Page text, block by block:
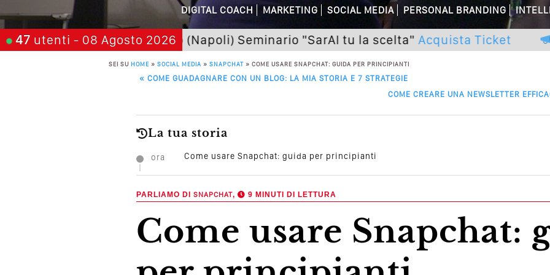
Cos’è La Search Generative Experience (SGE)? Il Declino
Come Cambieranno I Social Media? Siamo Nell’era
Quale Sarà Il Futuro Della Tua Azienda? Lo Decidi Adesso Con I
Perché Pubblicare Non Basta Più? Contenuti Di Valore
Quali Sono Gli Errori Della Comunicazione Politica? Il Caso
Come Promuoversi Nel Wedding? Il Mio Intervento Per
DIGITAL COACH MARKETING SOCIAL MEDIA PERSONAL BRANDING
47 utenti - 08 Agosto 2026
Giorgio a Cremano (Napoli) Seminario "SarAI tu la scelta" Acquista Ticket
SEI SU HOME » SOCIAL MEDIA » SNAPCHAT » COME USARE SNAPCHAT: GUIDA PER PRINCIPIANTI
POST NAVIGATION
« COME GUADAGNARE CON UN BLOG: LA MIA STORIA E 7 STRATEGIE
COME CREARE UNA NEWSLETTER
La tua storia
ora Come usare Snapchat: guida per principianti
PARLIAMO DI SNAPCHAT, 9 MINUTI DI LETTURA
Come usare Snapchat: guida